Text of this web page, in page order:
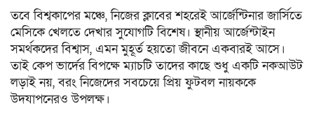
তবে বিশ্বকাপের মঞ্চে, নিজের ক্লাবের শহরেই আর্জেন্টিনার জার্সিতে
মেসিকে খেলতে দেখার সুযোগটি বিশেষ। স্থানীয় আর্জেন্টাইন
সমর্থকদের বিশ্বাস, এমন মুহূর্ত হয়তো জীবনে একবারই আসে।
তাই কেপ ভার্দের বিপক্ষে ম্যাচটি তাদের কাছে শুধু একটি নকআউট
লড়াই নয়, বরং নিজেদের সবচেয়ে প্রিয় ফুটবল নায়ককে
উদযাপনেরও উপলক্ষ।